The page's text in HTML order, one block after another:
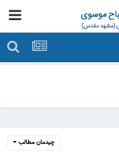
چیدمان مطالب